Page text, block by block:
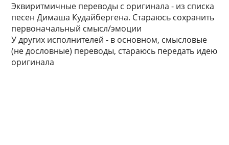
Эквиритмичные переводы с оригинала - из списка
песен Димаша Кудайбергена. Стараюсь сохранить
первоначальный смысл/эмоции
У других исполнителей - в основном, смысловые
(не дословные) переводы, стараюсь передать идею
оригинала